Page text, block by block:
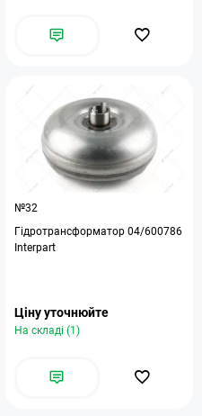
№32
Гідротрансформатор 04/600786
Interpart
Ціну уточнюйте
На складі (1)